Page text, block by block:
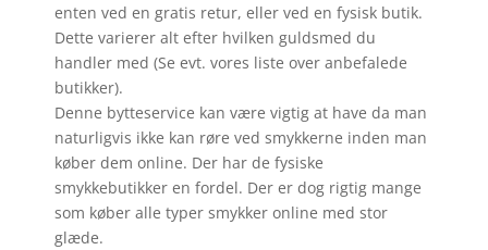
enten ved en gratis retur, eller ved en fysisk butik.
Dette varierer alt efter hvilken guldsmed du
handler med (Se evt. vores liste over anbefalede
butikker).
Denne bytteservice kan være vigtig at have da man
naturligvis ikke kan røre ved smykkerne inden man
køber dem online. Der har de fysiske
smykkebutikker en fordel. Der er dog rigtig mange
som køber alle typer smykker online med stor
glæde.